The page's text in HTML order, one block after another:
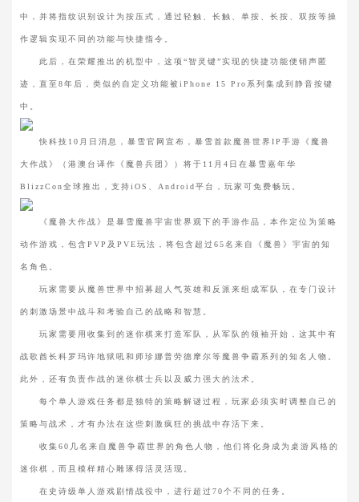
中，并将指纹识别设计为按压式，通过轻触、长触、单按、长按、双按等操
作逻辑实现不同的功能与快捷指令。
此后，在荣耀推出的机型中，这项“智灵键”实现的快捷功能便销声匿
迹，直至8年后，类似的自定义功能被iPhone 15 Pro系列集成到静音按键
中。
快科技10月日消息，暴雪官网宣布，暴雪首款魔兽世界IP手游《魔兽
大作战》（港澳台译作《魔兽兵团》）将于11月4日在暴雪嘉年华
BlizzCon全球推出，支持iOS、Android平台，玩家可免费畅玩。
《魔兽大作战》是暴雪魔兽宇宙世界观下的手游作品，本作定位为策略
动作游戏，包含PVP及PVE玩法，将包含超过65名来自《魔兽》宇宙的知
名角色。
玩家需要从魔兽世界中招募超人气英雄和反派来组成军队，在专门设计
的刺激场景中战斗和考验自己的战略和智慧。
玩家需要用收集到的迷你棋来打造军队，从军队的领袖开始，这其中有
战歌酋长科罗玛许地狱吼和师珍娜普劳德摩尔等魔兽争霸系列的知名人物。
此外，还有负责作战的迷你棋士兵以及威力强大的法术。
每个单人游戏任务都是独特的策略解谜过程，玩家必须实时调整自己的
策略与战术，才有办法在这些刺激疯狂的挑战中存活下来。
收集60几名来自魔兽争霸世界的角色人物，他们将化身成为桌游风格的
迷你棋，而且模样精心雕琢得活灵活现。
在史诗级单人游戏剧情战役中，进行超过70个不同的任务。